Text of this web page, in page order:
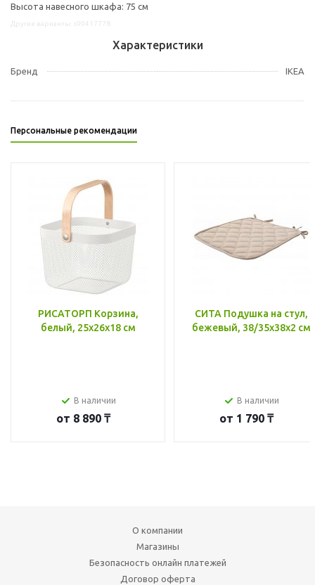
Высота навесного шкафа: 75 см
Характеристики
Бренд IKEA
Персональные рекомендации
РИСАТОРП Корзина,
белый, 25x26x18 см
В наличии
от 8 890 ₸
СИТА Подушка на стул,
бежевый, 38/35x38x2 см
В наличии
от 1 790 ₸
О компании
Магазины
Безопасность онлайн платежей
Договор оферта